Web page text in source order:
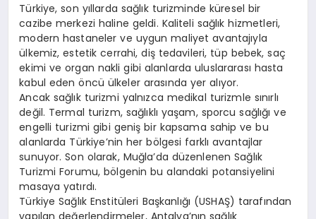
Türkiye, son yıllarda sağlık turizminde küresel bir
cazibe merkezi haline geldi. Kaliteli sağlık hizmetleri,
modern hastaneler ve uygun maliyet avantajıyla
ülkemiz, estetik cerrahi, diş tedavileri, tüp bebek, saç
ekimi ve organ nakli gibi alanlarda uluslararası hasta
kabul eden öncü ülkeler arasında yer alıyor.
Ancak sağlık turizmi yalnızca medikal turizmle sınırlı
değil. Termal turizm, sağlıklı yaşam, sporcu sağlığı ve
engelli turizmi gibi geniş bir kapsama sahip ve bu
alanlarda Türkiye’nin her bölgesi farklı avantajlar
sunuyor. Son olarak, Muğla’da düzenlenen Sağlık
Turizmi Forumu, bölgenin bu alandaki potansiyelini
masaya yatırdı.
Türkiye Sağlık Enstitüleri Başkanlığı (USHAŞ) tarafından
yapılan değerlendirmeler, Antalya’nın sağlık